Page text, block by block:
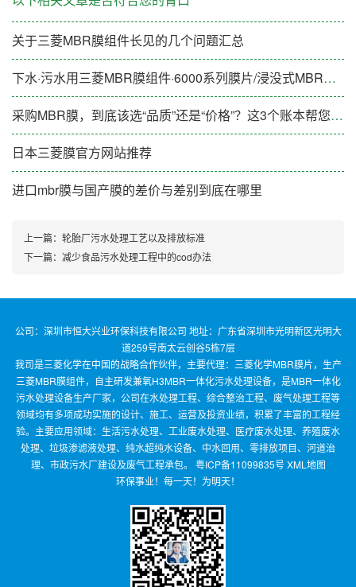
关于三菱MBR膜组件长见的几个问题汇总
下水·污水用三菱MBR膜组件·6000系列膜片/浸没式MBR膜片
采购MBR膜，到底该选“品质”还是“价格”？这3个账本帮您算清楚
日本三菱膜官方网站推荐
进口mbr膜与国产膜的差价与差别到底在哪里
上一篇： 轮胎厂污水处理工艺以及排放标准
下一篇： 减少食品污水处理工程中的cod办法
公司：深圳市恒大兴业环保科技有限公司 地址：广东省深圳市光明新区光明大
道259号南太云创谷5栋7层
我司是三菱化学在中国的战略合作伙伴，主要代理：三菱化学MBR膜片，生产
三菱MBR膜组件，自主研发兼氧H3MBR一体化污水处理设备，是MBR一体化
污水处理设备生产厂家，公司在水处理工程、综合整治工程、废气处理工程等
领域均有多项成功实施的设计、施工、运营及投资业绩，积累了丰富的工程经
验。主要应用领域：生活污水处理、工业废水处理、医疗废水处理、养殖废水
处理、垃圾渗滤液处理、纯水超纯水设备、中水回用、零排放项目、河道治
理、市政污水厂建设及废气工程承包。 粤ICP备11099835号 XML地图
环保事业！每一天！为明天！